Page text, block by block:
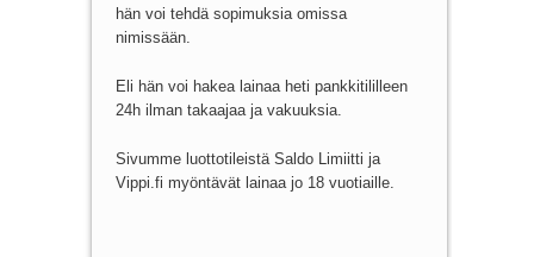
hän voi tehdä sopimuksia omissa
nimissään.
Eli hän voi hakea lainaa heti pankkitililleen
24h ilman takaajaa ja vakuuksia.
Sivumme luottotileistä Saldo Limiitti ja
Vippi.fi myöntävät lainaa jo 18 vuotiaille.